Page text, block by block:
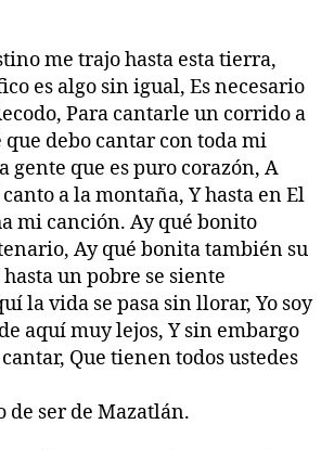
me trajo hasta esta tierra,
es algo sin igual, Es necesario
Para cantarle un corrido a
que debo cantar con toda mi
gente que es puro corazón, A
a la montaña, Y hasta en El
mi canción. Ay qué bonito
Ay qué bonita también su
un pobre se siente
la vida se pasa sin llorar, Yo soy
aquí muy lejos, Y sin embargo
Que tienen todos ustedes
de ser de Mazatlán.